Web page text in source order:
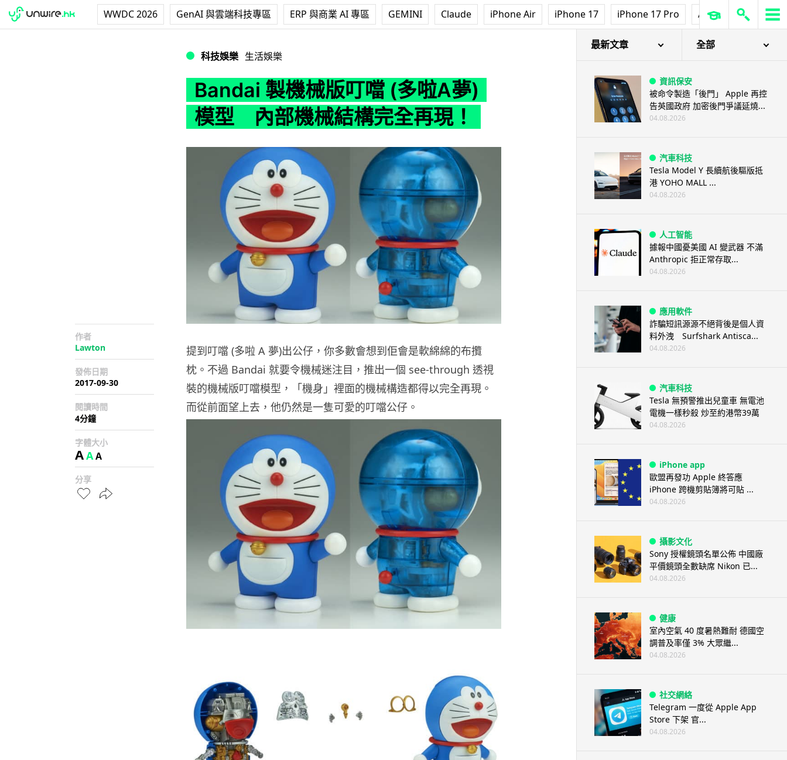
WWDC 2026 GenAI 與雲端科技專區 ERP 與商業 AI 專區 GEMINI Claude iPhone Air iPhone 17 iPhone 17 Pro AirPods Pro 3
科技娛樂 生活娛樂
Bandai 製機械版叮噹 (多啦A夢)
模型 內部機械結構完全再現！
作者
Lawton
發佈日期
2017-09-30
閱讀時間
4分鐘
字體大小
AAA
分享
提到叮噹 (多啦 A 夢)出公仔，你多數會想到佢會是軟綿綿的布攬
枕。不過 Bandai 就要令機械迷注目，推出一個 see-through 透視
裝的機械版叮噹模型，「機身」裡面的機械構造都得以完全再現。
而從前面望上去，他仍然是一隻可愛的叮噹公仔。
最新文章 全部
資訊保安
被命令製造「後門」 Apple 再控
告英國政府 加密後門爭議延燒...
04.08.2026
汽車科技
Tesla Model Y 長續航後驅版抵
港 YOHO MALL ...
04.08.2026
人工智能
據報中國憂美國 AI 變武器 不滿
Anthropic 拒正常存取...
04.08.2026
應用軟件
詐騙短訊源源不絕背後是個人資
料外洩 Surfshark Antisca...
04.08.2026
汽車科技
Tesla 無預警推出兒童車 無電池
電機一樣秒殺 炒至約港幣39萬
04.08.2026
iPhone app
歐盟再發功 Apple 終答應
iPhone 跨機剪貼簿將可貼 ...
04.08.2026
攝影文化
Sony 授權鏡頭名單公佈 中國廠
平價鏡頭全數缺席 Nikon 已...
04.08.2026
健康
室內空氣 40 度暑熱難耐 德國空
調普及率僅 3% 大眾繼...
04.08.2026
社交網絡
Telegram 一度從 Apple App
Store 下架 官...
04.08.2026